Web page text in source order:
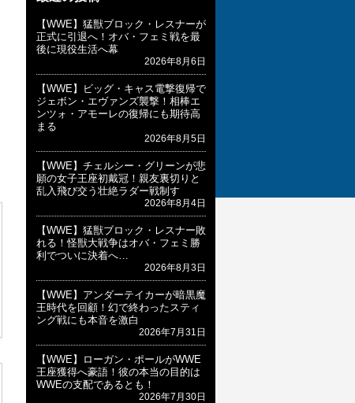
【WWE】猛獣ブロック・レスナーが
正式に引退へ！オバ・フェミ戦を最
後に現役生活へ幕
2026年8月6日
【WWE】ビッグ・キャス電撃復帰で
ジェボン・エヴァンズ襲撃！相棒エ
ンツォ・アモーレの復帰にも期待高
まる
2026年8月5日
【WWE】チェルシー・グリーンが悲
願の女子王座初戴冠！親友裏切りと
乱入飛び交う壮絶ラダー戦制す
2026年8月4日
【WWE】猛獣ブロック・レスナー敗
れる！怪獣大戦争はオバ・フェミ勝
利でついに決着へ…
2026年8月3日
【WWE】アンダーテイカーが暗黒魔
王時代を回顧！幻で終わったスティ
ング戦にも本音を激白
2026年7月31日
【WWE】ローガン・ポールがWWE
王座獲得へ豪語！彼の本当の目的は
WWEの支配であるとも！
2026年7月30日